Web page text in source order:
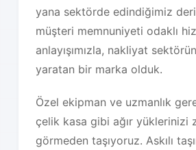
yana sektörde edindiğimiz
müşteri memnuniyeti odaklı
anlayışımızla, nakliyat
yaratan bir marka olduk.
Özel ekipman ve uzmanlık
çelik kasa gibi ağır yüklerinizi
görmeden taşıyoruz. Askılı